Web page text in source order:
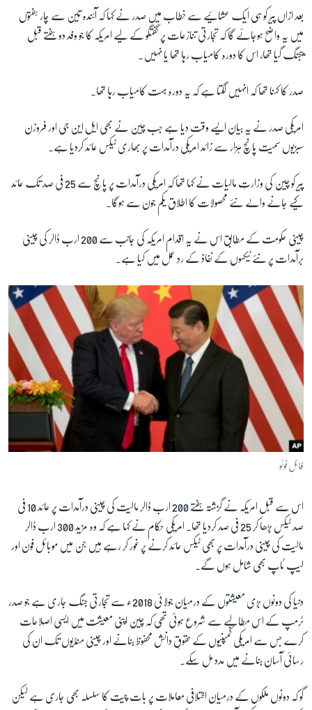
زبان
بعد ازاں پیر کو ہی ایک عشائیے سے خطاب میں صدر نے کہا کہ آئندہ تین سے چار ہفتوں
میں یہ واضح ہوجائے گا کہ تجارتی تنازعات پر گفتگو کے لیے امریکہ کا جو وفد دو ہفتے قبل
بیجنگ گیا تھا، اس کا دورہ کامیاب رہا تھا یا نہیں۔
صدر کا کہنا تھا کہ انہیں لگتا ہے کہ یہ دورہ بہت کامیاب رہا تھا۔
امریکی صدر نے یہ بیان ایسے وقت دیا ہے جب چین نے بھی ایل این جی اور فروزن
سبزیوں سمیت پانچ ہزار سے زائد امریکی درآمدات پر بھاری ٹیکس عائد کردیا ہے۔
پیر کو چین کی وزارتِ مالیات نے کہا تھا کہ امریکی درآمدات پر پانچ سے 25 فی صد تک عائد
کیے جانے والے نئے محصولات کا اطلاق یکم جون سے ہوگا۔
چینی حکومت کے مطابق اس نے یہ اقدام امریکہ کی جانب سے 200 ارب ڈالر کی چینی
برآمدات پر نئے ٹیکسوں کے نفاذ کے ردِ عمل میں کیا ہے۔
فائل فوٹو
اس سے قبل امریکہ نے گزشتہ ہفتے 200 ارب ڈالر مالیت کی چینی درآمدات پر عائد 10 فی
صد ٹیکس بڑھا کر 25 فی صد کردیا تھا۔ امریکی حکام نے کہا ہے کہ وہ مزید 300 ارب ڈالر
مالیت کی چینی درآمدات پر بھی ٹیکس عائد کرنے پر غور کر رہے ہیں جن میں موبائل فون اور
لیپ ٹاپ بھی شامل ہوں گے۔
دنیا کی دونوں بڑی معیشتوں کے درمیان جولائی 2018ء سے تجارتی جنگ جاری ہے جو صدر
ٹرمپ کے اس مطالبے سے شروع ہوئی تھی کہ چین اپنی معیشت میں ایسی اصلاحات
کرے جس سے امریکی کمپنیوں کے حقوقِ دانش محفوظ بنانے اور چینی منڈیوں تک ان کی
رسائی آسان بنانے میں مدد مل سکے۔
گو کہ دونوں ملکوں کے درمیان اختلافی معاملات پر بات چیت کا سلسلہ بھی جاری ہے لیکن